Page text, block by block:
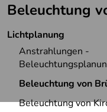
Beleuchtung
Lichtplanung
Anstrahlungen -
Beleuchtung von
Beleuchtung von